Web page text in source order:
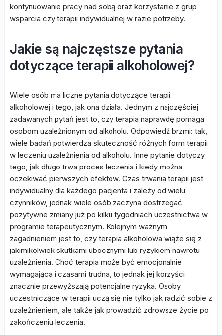
kontynuowanie pracy nad sobą oraz korzystanie z grup
wsparcia czy terapii indywidualnej w razie potrzeby.
Jakie są najczęstsze pytania
dotyczące terapii alkoholowej?
Wiele osób ma liczne pytania dotyczące terapii
alkoholowej i tego, jak ona działa. Jednym z najczęściej
zadawanych pytań jest to, czy terapia naprawdę pomaga
osobom uzależnionym od alkoholu. Odpowiedź brzmi: tak,
wiele badań potwierdza skuteczność różnych form terapii
w leczeniu uzależnienia od alkoholu. Inne pytanie dotyczy
tego, jak długo trwa proces leczenia i kiedy można
oczekiwać pierwszych efektów. Czas trwania terapii jest
indywidualny dla każdego pacjenta i zależy od wielu
czynników, jednak wiele osób zaczyna dostrzegać
pozytywne zmiany już po kilku tygodniach uczestnictwa w
programie terapeutycznym. Kolejnym ważnym
zagadnieniem jest to, czy terapia alkoholowa wiąże się z
jakimikolwiek skutkami ubocznymi lub ryzykiem nawrotu
uzależnienia. Choć terapia może być emocjonalnie
wymagająca i czasami trudna, to jednak jej korzyści
znacznie przewyższają potencjalne ryzyka. Osoby
uczestniczące w terapii uczą się nie tylko jak radzić sobie z
uzależnieniem, ale także jak prowadzić zdrowsze życie po
zakończeniu leczenia.